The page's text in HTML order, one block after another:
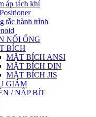
áp tách khí
tắc hành trình
NỐI ỐNG
BÍCH
MẶT BÍCH ANSI
MẶT BÍCH DIN
MẶT BÍCH JIS
GIẢM
/ NẮP BÍT